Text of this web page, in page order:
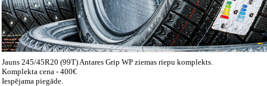
Jauns 245/45R20 (99T) Antares Grip WP ziemas riepu komplekts.
Komplekta cena - 400€
Iespējama piegāde.